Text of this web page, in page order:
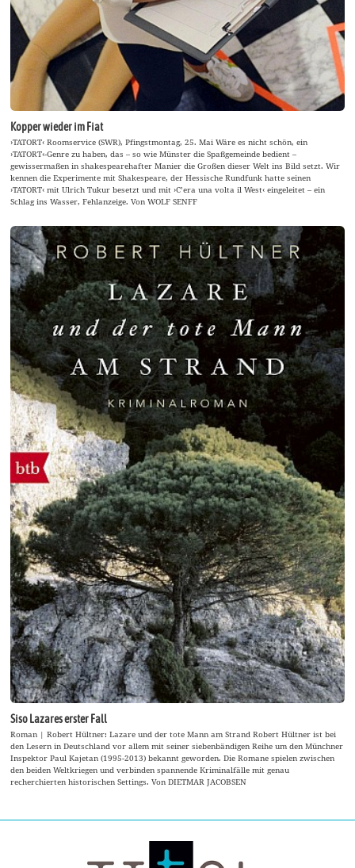
Kopper wieder im Fiat
›TATORT‹ Roomservice (SWR), Pfingstmontag, 25. Mai Wäre es nicht schön, ein
›TATORT‹-Genre zu haben, das – so wie Münster die Spaßgemeinde bedient –
gewissermaßen in shakespearehafter Manier die Großen dieser Welt ins Bild setzt. Wir
kennen die Experimente mit Shakespeare, der Hessische Rundfunk hatte seinen
›TATORT‹ mit Ulrich Tukur besetzt und mit ›C’era una volta il West‹ eingeleitet – ein
Schlag ins Wasser, Fehlanzeige. Von WOLF SENFF
Siso Lazares erster Fall
Roman | Robert Hültner: Lazare und der tote Mann am Strand Robert Hültner ist bei
den Lesern in Deutschland vor allem mit seiner siebenbändigen Reihe um den Münchner
Inspektor Paul Kajetan (1995-2013) bekannt geworden. Die Romane spielen zwischen
den beiden Weltkriegen und verbinden spannende Kriminalfälle mit genau
recherchierten historischen Settings. Von DIETMAR JACOBSEN